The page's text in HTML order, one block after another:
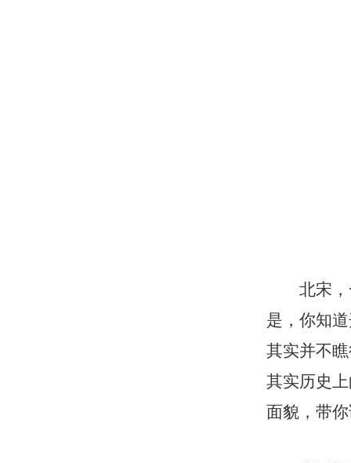
北宋
是，你知
其实并不
其实历史
面貌，带